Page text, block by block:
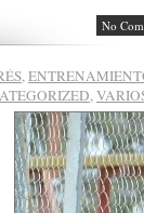
No
,
,